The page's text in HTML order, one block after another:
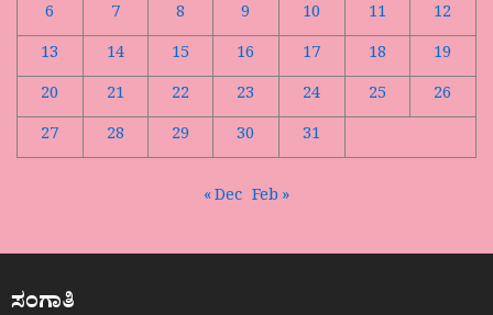
6
7 8 9 10 11
12
13
14 15 16 17 18
19
20
21 22 23 24 25
26
27
28 29 30 31
« Dec Feb »
ಸಂಗಾತಿ